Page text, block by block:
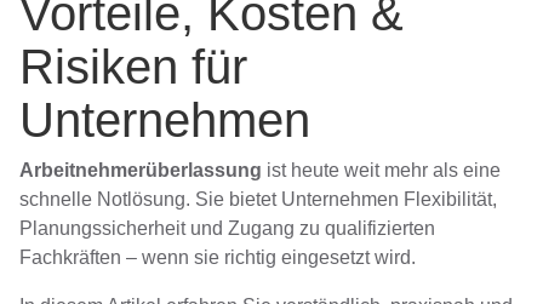
Vorteile, Kosten &
Risiken für
Unternehmen
Arbeitnehmerüberlassung ist heute weit mehr als eine
schnelle Notlösung. Sie bietet Unternehmen Flexibilität,
Planungssicherheit und Zugang zu qualifizierten
Fachkräften – wenn sie richtig eingesetzt wird.